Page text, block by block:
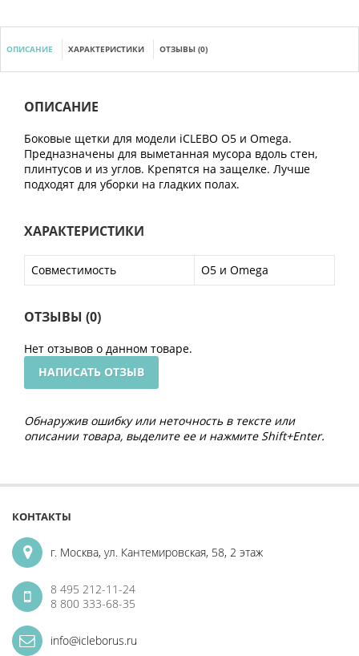
ОПИСАНИЕ ХАРАКТЕРИСТИКИ ОТЗЫВЫ (0)
ОПИСАНИЕ
Боковые щетки для модели iCLEBO O5 и Omega.
Предназначены для выметанная мусора вдоль стен,
плинтусов и из углов. Крепятся на защелке. Лучше
подходят для уборки на гладких полах.
ХАРАКТЕРИСТИКИ
Совместимость O5 и Omega
ОТЗЫВЫ (0)
Нет отзывов о данном товаре.
НАПИСАТЬ ОТЗЫВ
Обнаружив ошибку или неточность в тексте или
описании товара, выделите ее и нажмите Shift+Enter.
КОНТАКТЫ
г. Москва, ул. Кантемировская, 58, 2 этаж
8 495 212-11-24
8 800 333-68-35
info@icleborus.ru